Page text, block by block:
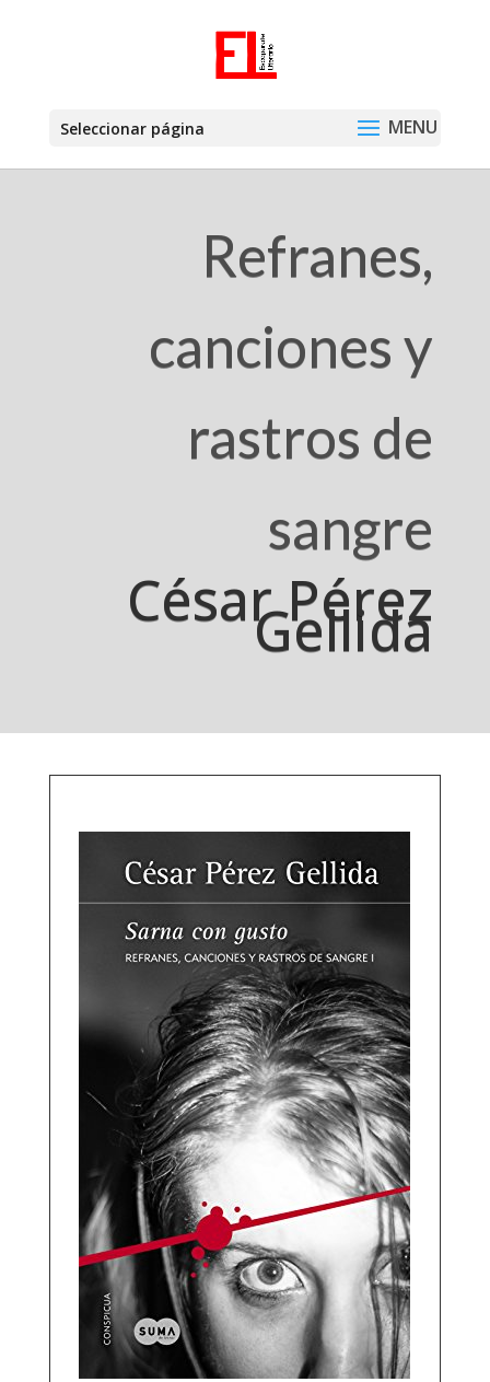
Seleccionar página
Refranes,
canciones y
rastros de
sangre
César Pérez
Gellida